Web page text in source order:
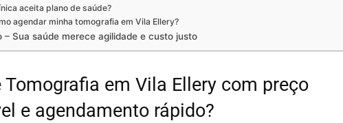
aceita plano de saúde?
agendar minha tomografia em Vila Ellery?
– Sua saúde merece agilidade e custo justo
Tomografia em Vila Ellery com preço
e agendamento rápido?